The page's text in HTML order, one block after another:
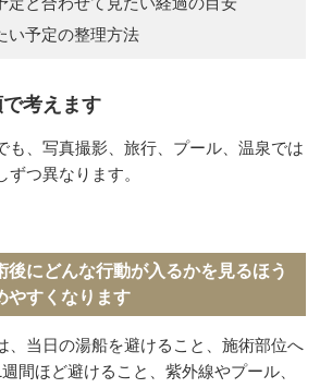
い予定の整理方法
考えます
も、写真撮影、旅行、プール、温泉では
つ異なります。
後にどんな行動が入るかを見るほう
やすくなります
、当日の湯船を避けること、施術部位へ
間ほど避けること、紫外線やプール、